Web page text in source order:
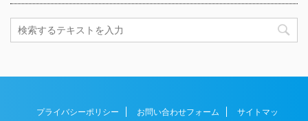
プライバシーポリシー お問い合わせフォーム サイトマッ